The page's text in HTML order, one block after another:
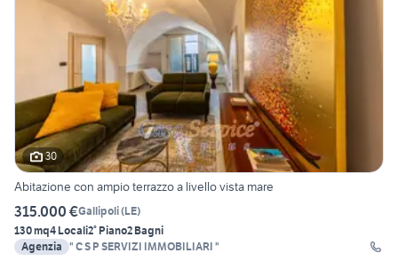
30
Abitazione con ampio terrazzo a livello vista mare
315.000 €Gallipoli(LE)
130 mq4 Locali2° Piano2 Bagni
Agenzia " C S P SERVIZI IMMOBILIARI "